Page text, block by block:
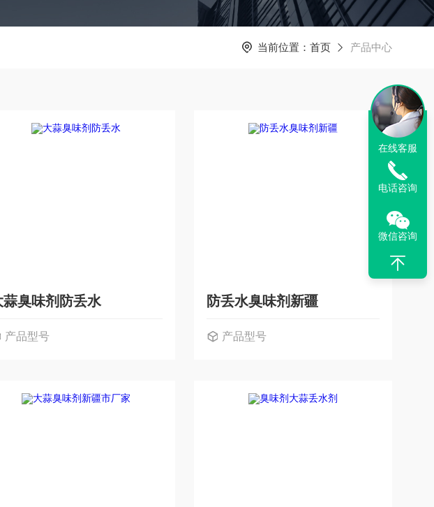
当前位置： 首页 产品中心
蒜臭味剂防丢水
产品型号
防丢水臭味剂新疆
产品型号
在线客服
电话咨询
微信咨询